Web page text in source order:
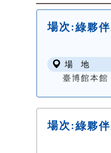
場次:綠夥
場 地
臺博館本館
場次:綠夥